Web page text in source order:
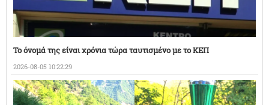
Το όνομά της είναι χρόνια τώρα ταυτισμένο με το ΚΕΠ
2026-08-05 10:22:29